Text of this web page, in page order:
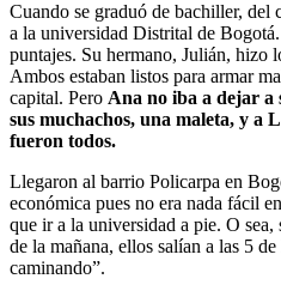
Cuando se graduó de bachiller, del
a la universidad Distrital de
puntajes. Su hermano, Julián, hizo
Ambos estaban listos para armar
capital. Pero Ana no iba a dejar a
sus muchachos, una maleta, y a
fueron todos.
Llegaron al barrio Policarpa en
económica pues no era nada fácil
que ir a la universidad a pie. O sea,
de la mañana, ellos salían a las 5
caminando”.